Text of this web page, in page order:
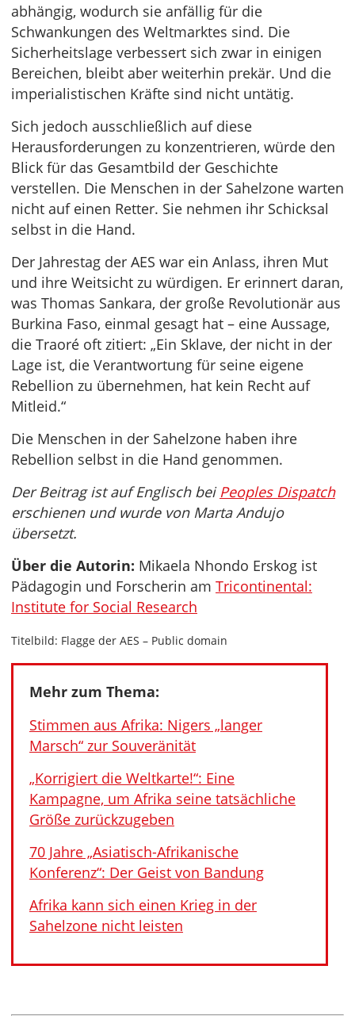
abhängig, wodurch sie anfällig für die
Schwankungen des Weltmarktes sind. Die
Sicherheitslage verbessert sich zwar in einigen
Bereichen, bleibt aber weiterhin prekär. Und die
imperialistischen Kräfte sind nicht untätig.
Sich jedoch ausschließlich auf diese
Herausforderungen zu konzentrieren, würde den
Blick für das Gesamtbild der Geschichte
verstellen. Die Menschen in der Sahelzone warten
nicht auf einen Retter. Sie nehmen ihr Schicksal
selbst in die Hand.
Der Jahrestag der AES war ein Anlass, ihren Mut
und ihre Weitsicht zu würdigen. Er erinnert daran,
was Thomas Sankara, der große Revolutionär aus
Burkina Faso, einmal gesagt hat – eine Aussage,
die Traoré oft zitiert: „Ein Sklave, der nicht in der
Lage ist, die Verantwortung für seine eigene
Rebellion zu übernehmen, hat kein Recht auf
Mitleid.“
Die Menschen in der Sahelzone haben ihre
Rebellion selbst in die Hand genommen.
Der Beitrag ist auf Englisch beiPeoples Dispatch
erschienen und wurde von Marta Andujo
übersetzt.
Über die Autorin: Mikaela Nhondo Erskog ist
Pädagogin und Forscherin am Tricontinental:
Institute for Social Research
Titelbild: Flagge der AES – Public domain
Mehr zum Thema:
Stimmen aus Afrika: Nigers „langer
Marsch“ zur Souveränität
„Korrigiert die Weltkarte!“: Eine
Kampagne, um Afrika seine tatsächliche
Größe zurückzugeben
70 Jahre „Asiatisch-Afrikanische
Konferenz“: Der Geist von Bandung
Afrika kann sich einen Krieg in der
Sahelzone nicht leisten